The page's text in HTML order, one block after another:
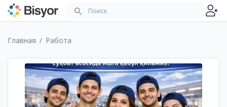
Главная Работа